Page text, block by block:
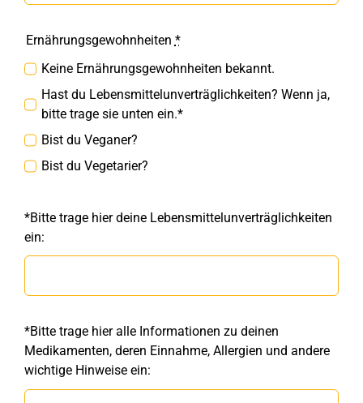
Ernährungsgewohnheiten *
Keine Ernährungsgewohnheiten bekannt.
Hast du Lebensmittelunverträglichkeiten? Wenn ja,
bitte trage sie unten ein.*
Bist du Veganer?
Bist du Vegetarier?
*Bitte trage hier deine Lebensmittelunverträglichkeiten
ein:
*Bitte trage hier alle Informationen zu deinen
Medikamenten, deren Einnahme, Allergien und andere
wichtige Hinweise ein: